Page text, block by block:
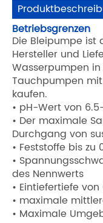
Betriebsgrenzen
Die Bleipumpe ist
Hersteller und
Wasserpumpen
Tauchpumpen
kaufen.
• pH-Wert von
• Der maximale
Durchgang von
• Feststoffe bis zu
•
des Nennwerts
• Eintiefertiefe
• maximale
• Maximale